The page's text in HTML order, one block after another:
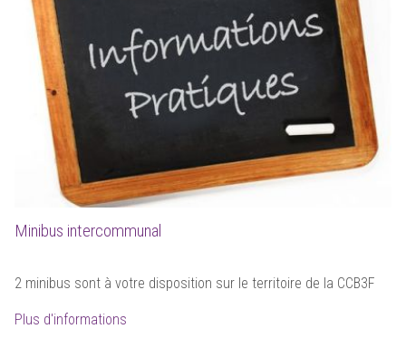
Minibus intercommunal
2 minibus sont à votre disposition sur le territoire de la CCB3F
Plus d'informations